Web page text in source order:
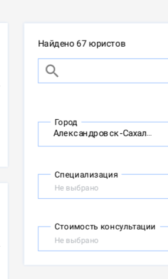
Найдено 67 юристов
Город
Специализация
Не выбрано
Стоимость консультации
Не выбрано